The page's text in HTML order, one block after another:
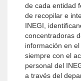
de cada entidad
de recopilar e
INEGI,
concentradoras
información en
siempre con el
personal del
a través del